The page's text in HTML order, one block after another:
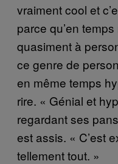
vraiment cool et
parce qu’en
quasiment à
ce genre de
en même temps
rire. « Génial et
regardant ses
est assis. « C’est
tellement tout. »